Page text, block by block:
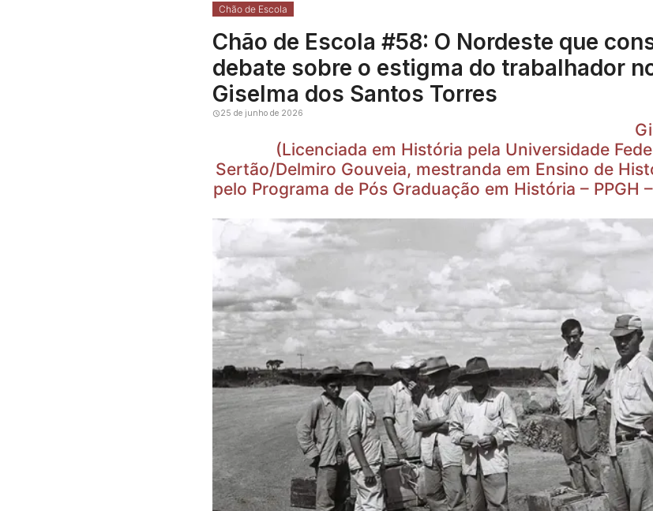
Chão de Escola
Chão de Escola #58: O Nordeste que
debate sobre o estigma do trabalhador
Giselma dos Santos Torres
25 de junho de 2026
(Licenciada em História pela Universidade
Sertão/Delmiro Gouveia, mestranda em Ensino de
pelo Programa de Pós Graduação em História – PPGH